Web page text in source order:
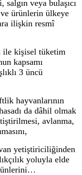
veya bulaşıcı
ürünlerin ülkeye
ilişkin resmî
ile kişisel tüketim
kapsamı
3 üncü
hayvanlarının
da dâhil olmak
avlanma,
yetiştiriciliğinden
yoluyla elde